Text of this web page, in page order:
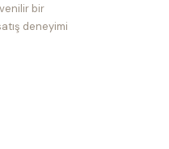
bir
deneyimi